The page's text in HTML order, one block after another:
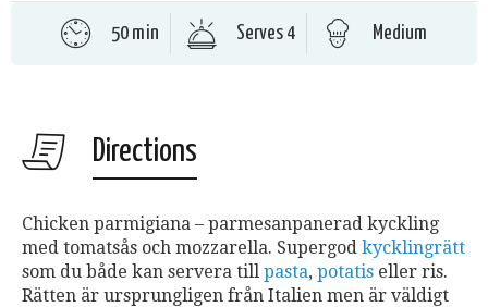
50 min Serves 4 Medium
Directions
Chicken parmigiana – parmesanpanerad kyckling
med tomatsås och mozzarella. Supergod kycklingrätt
som du både kan servera till pasta, potatis eller ris.
Rätten är ursprungligen från Italien men är väldigt